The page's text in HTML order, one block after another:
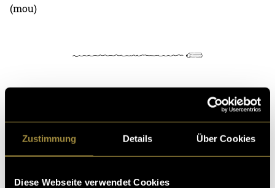
Zustimmung Details Über Cookies
Diese Webseite verwendet Cookies
(mou)
Kritik